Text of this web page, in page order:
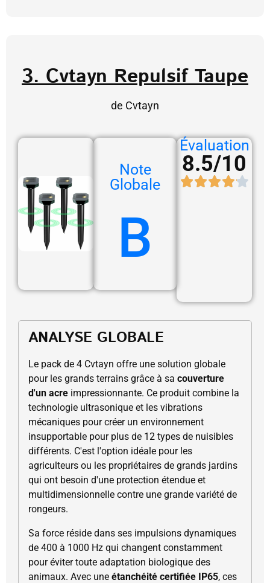
3. Cvtayn Repulsif Taupe
de Cvtayn
Note
Globale
B
Évaluation
8.5/10
ANALYSE GLOBALE
Le pack de 4 Cvtayn offre une solution globale
pour les grands terrains grâce à sa couverture
d'un acre impressionnante. Ce produit combine la
technologie ultrasonique et les vibrations
mécaniques pour créer un environnement
insupportable pour plus de 12 types de nuisibles
différents. C'est l'option idéale pour les
agriculteurs ou les propriétaires de grands jardins
qui ont besoin d'une protection étendue et
multidimensionnelle contre une grande variété de
rongeurs.
Sa force réside dans ses impulsions dynamiques
de 400 à 1000 Hz qui changent constamment
pour éviter toute adaptation biologique des
animaux. Avec une étanchéité certifiée IP65, ces